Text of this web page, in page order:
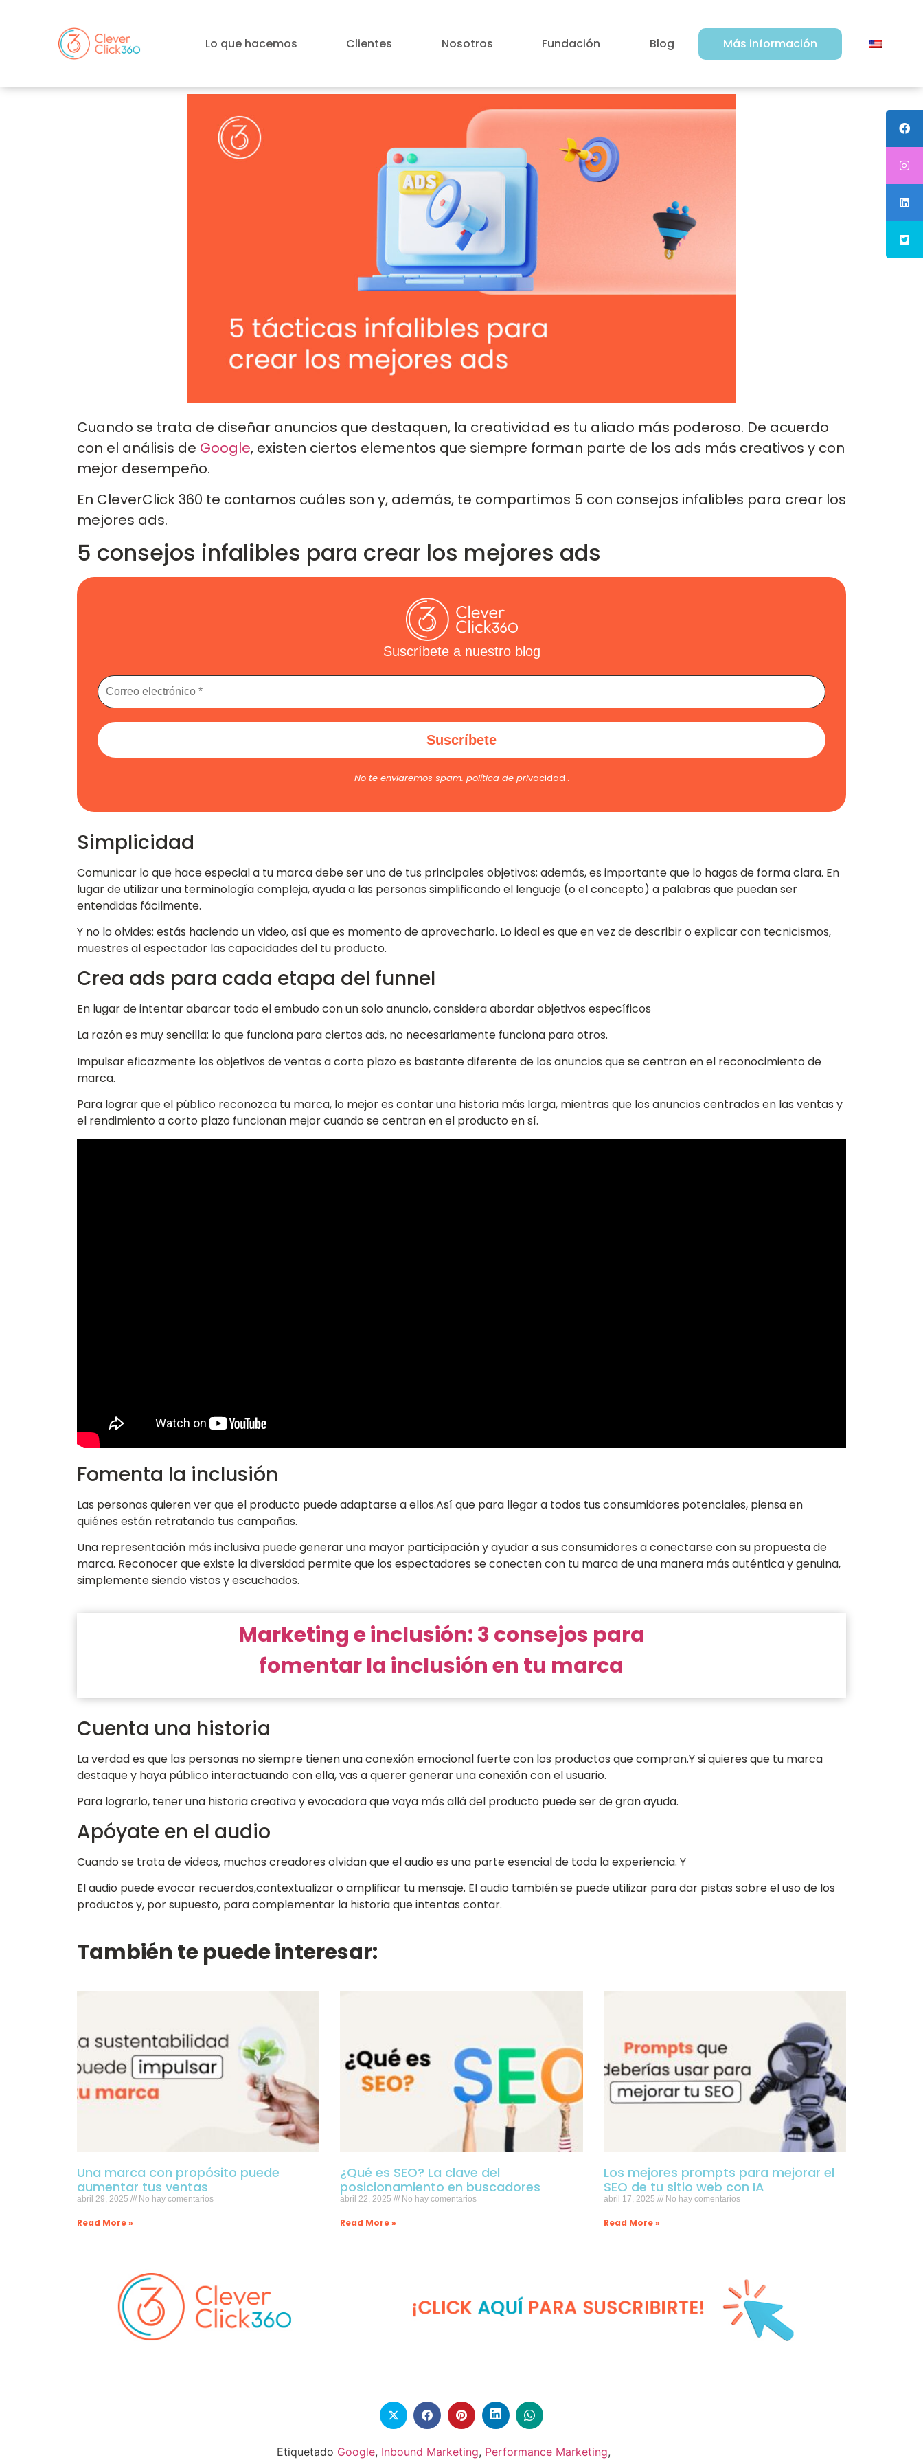
Lo que hacemos Clientes Nosotros Fundación Blog Más información
Cuando se trata de diseñar anuncios que destaquen, la creatividad es tu aliado más poderoso. De acuerdo
con el análisis de Google, existen ciertos elementos que siempre forman parte de los ads más creativos y con
mejor desempeño.
En CleverClick 360 te contamos cuáles son y, además, te compartimos 5 con consejos infalibles para crear los
mejores ads.
5 consejos infalibles para crear los mejores ads
Suscríbete a nuestro blog
No te enviaremos spam. política de privacidad .
Simplicidad
Comunicar lo que hace especial a tu marca debe ser uno de tus principales objetivos; además, es importante que lo hagas de forma clara. En
lugar de utilizar una terminología compleja, ayuda a las personas simplificando el lenguaje (o el concepto) a palabras que puedan ser
entendidas fácilmente.
Y no lo olvides: estás haciendo un video, así que es momento de aprovecharlo. Lo ideal es que en vez de describir o explicar con tecnicismos,
muestres al espectador las capacidades del tu producto.
Crea ads para cada etapa del funnel
En lugar de intentar abarcar todo el embudo con un solo anuncio, considera abordar objetivos específicos
La razón es muy sencilla: lo que funciona para ciertos ads, no necesariamente funciona para otros.
Impulsar eficazmente los objetivos de ventas a corto plazo es bastante diferente de los anuncios que se centran en el reconocimiento de
marca.
Para lograr que el público reconozca tu marca, lo mejor es contar una historia más larga, mientras que los anuncios centrados en las ventas y
el rendimiento a corto plazo funcionan mejor cuando se centran en el producto en sí.
Fomenta la inclusión
Las personas quieren ver que el producto puede adaptarse a ellos.Así que para llegar a todos tus consumidores potenciales, piensa en
quiénes están retratando tus campañas.
Una representación más inclusiva puede generar una mayor participación y ayudar a sus consumidores a conectarse con su propuesta de
marca. Reconocer que existe la diversidad permite que los espectadores se conecten con tu marca de una manera más auténtica y genuina,
simplemente siendo vistos y escuchados.
Marketing e inclusión: 3 consejos para
fomentar la inclusión en tu marca
Cuenta una historia
La verdad es que las personas no siempre tienen una conexión emocional fuerte con los productos que compran.Y si quieres que tu marca
destaque y haya público interactuando con ella, vas a querer generar una conexión con el usuario.
Para lograrlo, tener una historia creativa y evocadora que vaya más allá del producto puede ser de gran ayuda.
Apóyate en el audio
Cuando se trata de videos, muchos creadores olvidan que el audio es una parte esencial de toda la experiencia. Y
El audio puede evocar recuerdos,contextualizar o amplificar tu mensaje. El audio también se puede utilizar para dar pistas sobre el uso de los
productos y, por supuesto, para complementar la historia que intentas contar.
También te puede interesar:
Una marca con propósito puede
aumentar tus ventas
abril 29, 2025 No hay comentarios
Read More »
¿Qué es SEO? La clave del
posicionamiento en buscadores
abril 22, 2025 No hay comentarios
Read More »
Los mejores prompts para mejorar el
SEO de tu sitio web con IA
abril 17, 2025 No hay comentarios
Read More »
Etiquetado Google, Inbound Marketing, Performance Marketing,